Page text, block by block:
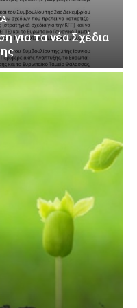
για τα νέα Σχέδια